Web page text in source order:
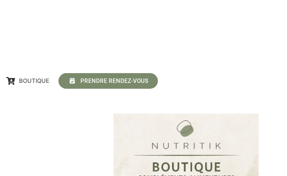
BOUTIQUE PRENDRE RENDEZ-VOUS